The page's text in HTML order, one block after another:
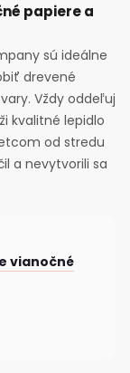
papiere a
sú ideálne
drevené
Vždy oddeľuj
kvalitné lepidlo
od stredu
a nevytvorili sa
vianočné